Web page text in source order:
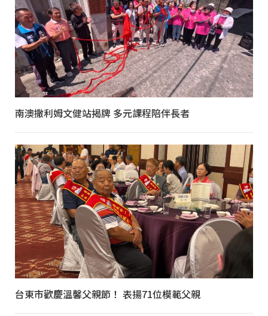
南澳撒利姆文健站揭牌 多元課程陪伴長者
台東市歡慶溫馨父親節！ 表揚71位模範父親